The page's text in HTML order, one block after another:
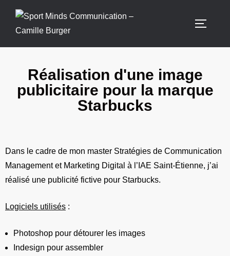
Réalisation d'une image
publicitaire pour la marque
Starbucks
Dans le cadre de mon master Stratégies de Communication
Management et Marketing Digital à l’IAE Saint-Étienne, j’ai
réalisé une publicité fictive pour Starbucks.
Logiciels utilisés :
Photoshop pour détourer les images
Indesign pour assembler